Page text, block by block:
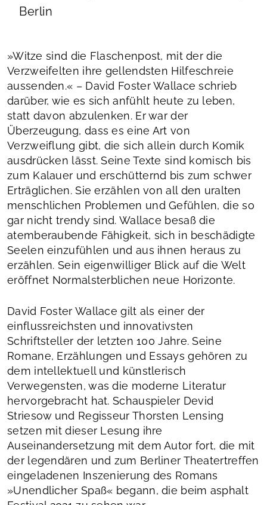
Berlin
»Witze sind die Flaschenpost, mit der die
Verzweifelten ihre gellendsten Hilfeschreie
aussenden.« – David Foster Wallace schrieb
darüber, wie es sich anfühlt heute zu leben,
statt davon abzulenken. Er war der
Überzeugung, dass es eine Art von
Verzweiflung gibt, die sich allein durch Komik
ausdrücken lässt. Seine Texte sind komisch bis
zum Kalauer und erschütternd bis zum schwer
Erträglichen. Sie erzählen von all den uralten
menschlichen Problemen und Gefühlen, die so
gar nicht trendy sind. Wallace besaß die
atemberaubende Fähigkeit, sich in beschädigte
Seelen einzufühlen und aus ihnen heraus zu
erzählen. Sein eigenwilliger Blick auf die Welt
eröffnet Normalsterblichen neue Horizonte.
David Foster Wallace gilt als einer der
einflussreichsten und innovativsten
Schriftsteller der letzten 100 Jahre. Seine
Romane, Erzählungen und Essays gehören zu
dem intellektuell und künstlerisch
Verwegensten, was die moderne Literatur
hervorgebracht hat. Schauspieler Devid
Striesow und Regisseur Thorsten Lensing
setzen mit dieser Lesung ihre
Auseinandersetzung mit dem Autor fort, die mit
der legendären und zum Berliner Theatertreffen
eingeladenen Inszenierung des Romans
»Unendlicher Spaß« begann, die beim asphalt